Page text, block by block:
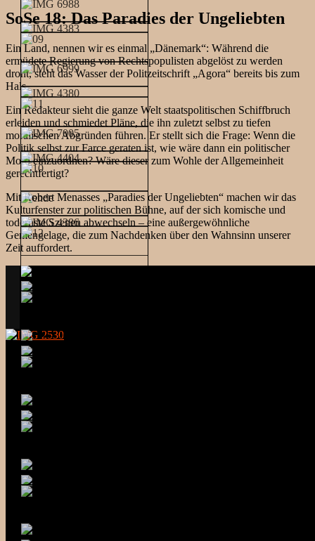
SoSe 18: Das Paradies der Ungeliebten
Ein Land, nennen wir es einmal „Dänemark“: Während die
ermüdete Regierung von Rechtspopulisten abgelöst zu werden
droht, steht das Wasser der Politzeitschrift „Agora“ bereits bis zum
Hals.
Ein Redakteur sieht die ganze Welt staatspolitischen Schiffbruch
erleiden und schmiedet Pläne, die ihn zuletzt selbst zu tiefen
moralischen Abgründen führen. Er stellt sich die Frage: Wenn die
Politik selbst zur Farce geraten ist, wie wäre dann ein politischer
Mord einzuordnen? Wäre dieser zum Wohle der Allgemeinheit
gerechtfertigt?
Mit Robert Menasses „Paradies der Ungeliebten“ machen wir das
Kulturfenster zur politischen Bühne, auf der sich komische und
todernste Szenen abwechseln – eine außergewöhnliche
Gemengelage, die zum Nachdenken über den Wahnsinn unserer
Zeit auffordert.